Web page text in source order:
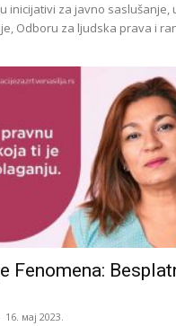
inicijativi za javno saslušanje,
Odboru za ljudska prava i
Fenomena:
16. мај 2023.